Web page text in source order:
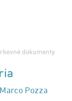
dokumenty
Pozza